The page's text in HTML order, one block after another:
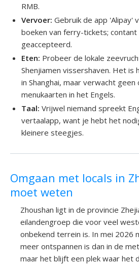
RMB.
Vervoer: Gebruik de app 'Alipay'
boeken van ferry-tickets;
geaccepteerd.
Eten: Probeer de lokale
Shenjiamen vissershaven. Het
in Shanghai, maar verwacht
menukaarten in het Engels.
Taal: Vrijwel niemand spreekt
vertaalapp, want je hebt het
kleinere steegjes.
Omgaan met locals in
moet weten
Zhoushan ligt in de provincie
eilandengroep die voor veel
onbekend terrein is. In mei 2026
meer ontspannen is dan in de
maar het blijft een plek waar het